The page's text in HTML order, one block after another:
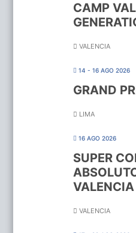
CAMP
VALENCIA
14 - 16 AGO 2026
GRAND
LIMA
16 AGO 2026
SUPER
VALENCIA